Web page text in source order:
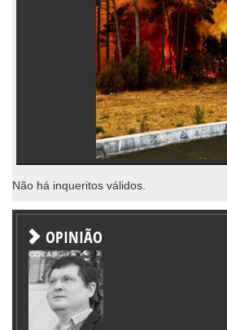
Não há inqueritos válidos.
OPINIÃO